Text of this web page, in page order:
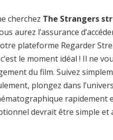
cherchez The Strangers
aurez l’assurance
plateforme Regarder
le moment idéal ! Il ne
du film. Suivez
plongez dans
rapidement
devrait être simple et
Zenon: Girl of
the 21st Century
streaming VF HD